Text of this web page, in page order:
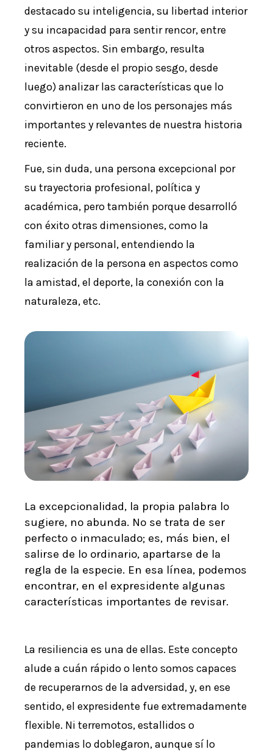
destacado su inteligencia, su libertad interior
y su incapacidad para sentir rencor, entre
otros aspectos. Sin embargo, resulta
inevitable (desde el propio sesgo, desde
luego) analizar las características que lo
convirtieron en uno de los personajes más
importantes y relevantes de nuestra historia
reciente.
Fue, sin duda, una persona excepcional por
su trayectoria profesional, política y
académica, pero también porque desarrolló
con éxito otras dimensiones, como la
familiar y personal, entendiendo la
realización de la persona en aspectos como
la amistad, el deporte, la conexión con la
naturaleza, etc.
La excepcionalidad, la propia palabra lo
sugiere, no abunda. No se trata de ser
perfecto o inmaculado; es, más bien, el
salirse de lo ordinario, apartarse de la
regla de la especie. En esa línea, podemos
encontrar, en el expresidente algunas
características importantes de revisar.
La resiliencia es una de ellas. Este concepto
alude a cuán rápido o lento somos capaces
de recuperarnos de la adversidad, y, en ese
sentido, el expresidente fue extremadamente
flexible. Ni terremotos, estallidos o
pandemias lo doblegaron, aunque sí lo